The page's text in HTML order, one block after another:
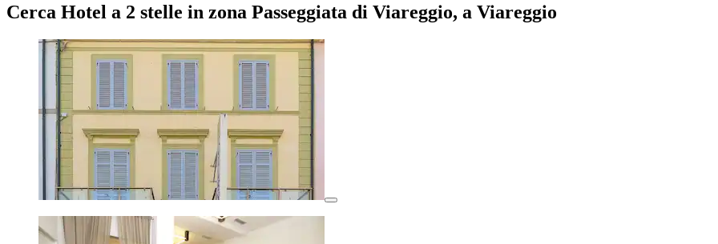
Cerca Hotel a 2 stelle in zona Passeggiata di Viareggio, a Viareggio